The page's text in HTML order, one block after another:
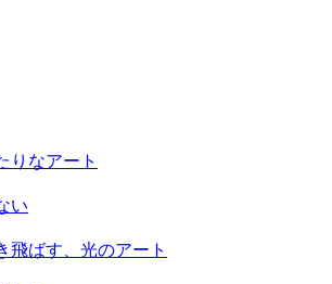
りなアート
い
飛ばす、光のアート